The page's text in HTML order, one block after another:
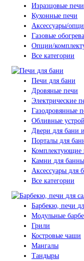
Изразцовые печи
Кухонные печи
Аксессуары/
Газовые
Опции/
Все категории
Печи для бани
Дровяные печи
Электрические
Газодровянные
Обливные
Двери для бани
Порталы для
Комплектующие
Камни для
Аксессуары для
Все категории
Барбекю, печи
Модульные
Грили
Костровые чаши
Мангалы
Тандыры